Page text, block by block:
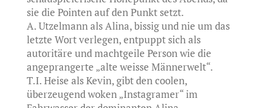
sie die Pointen auf den Punkt setzt.
A. Utzelmann als Alina, bissig und nie um das
letzte Wort verlegen, entpuppt sich als
autoritäre und machtgeile Person wie die
angeprangerte „alte weisse Männerwelt“.
T.I. Heise als Kevin, gibt den coolen,
überzeugend woken „Instagramer“ im